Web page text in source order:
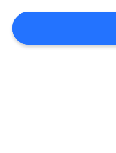
OM EEN
CITAAT